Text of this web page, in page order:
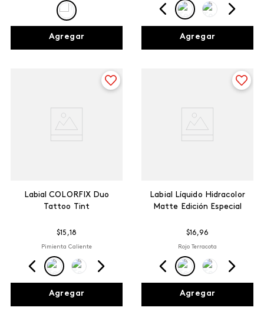
Agregar Agregar
Labial COLORFIX Duo
Tattoo Tint
$15 ,18
Pimienta Caliente
Agregar
Labial Líquido Hidracolor
Matte Edición Especial
$16,96
Rojo Terracota
Agregar